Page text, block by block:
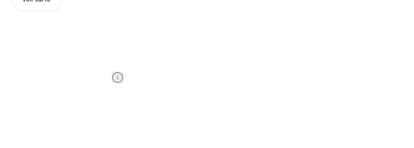
Information